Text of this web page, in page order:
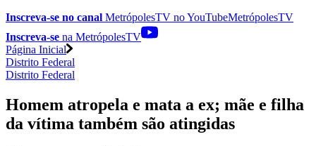
Inscreva-se no canal MetrópolesTV noYouTubeMetrópolesTV
Inscreva-se na MetrópolesTV
Página Inicial
Distrito Federal
Distrito Federal
Homem atropela e mata a ex; mãe e filha
da vítima também são atingidas